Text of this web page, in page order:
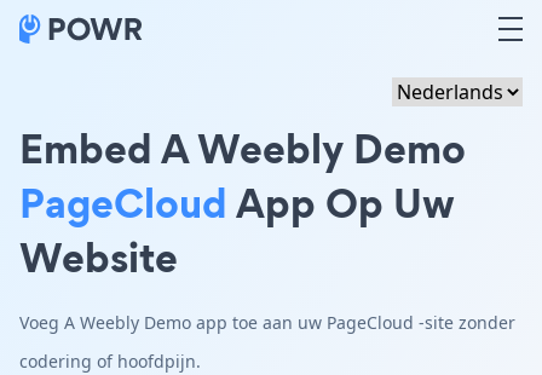
Embed A Weebly Demo
PageCloudApp Op Uw
Website
Voeg A Weebly Demo app toe aan uw PageCloud -site zonder
codering of hoofdpijn.